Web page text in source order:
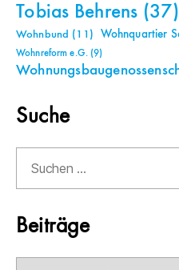
Tobias Behrens (37)
Wohnbund (11) Wohnquartier
Wohnreform e.G.(9)
Suche
nach:
Beiträge